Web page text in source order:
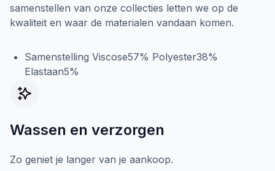
samenstellen van onze collecties letten we op de
kwaliteit en waar de materialen vandaan komen.
Samenstelling Viscose57% Polyester38%
Elastaan5%
Wassen en verzorgen
Zo geniet je langer van je aankoop.